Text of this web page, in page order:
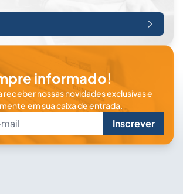
informado!
receber nossas novidades exclusivas e
em sua caixa de entrada.
Inscrever